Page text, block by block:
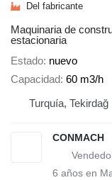
Del fabricante
Maquinaria de
estacionaria
Estado nuevo
Capacidad 60 m3/h
Turquía, Tekirdağ
CONMACH
6 años en